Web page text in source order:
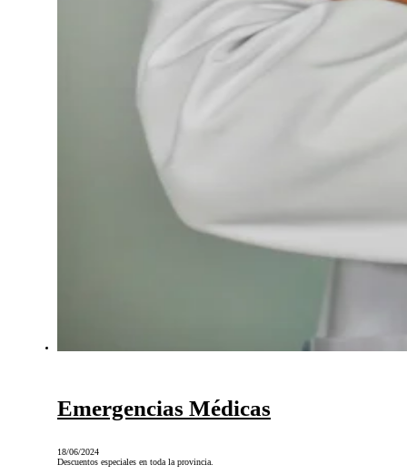
Emergencias Médicas
18/06/2024
Descuentos especiales en toda la provincia.